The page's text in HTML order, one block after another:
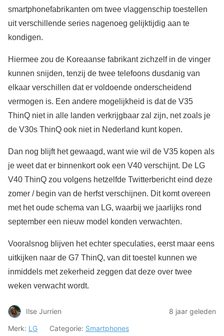
smartphonefabrikanten om twee vlaggenschip toestellen
uit verschillende series nagenoeg gelijktijdig aan te
kondigen.
Hiermee zou de Koreaanse fabrikant zichzelf in de vinger
kunnen snijden, tenzij de twee telefoons dusdanig van
elkaar verschillen dat er voldoende onderscheidend
vermogen is. Een andere mogelijkheid is dat de V35
ThinQ niet in alle landen verkrijgbaar zal zijn, net zoals je
de V30s ThinQ ook niet in Nederland kunt kopen.
Dan nog blijft het gewaagd, want wie wil de V35 kopen als
je weet dat er binnenkort ook een V40 verschijnt. De LG
V40 ThinQ zou volgens hetzelfde Twitterbericht eind deze
zomer / begin van de herfst verschijnen. Dit komt overeen
met het oude schema van LG, waarbij we jaarlijks rond
september een nieuw model konden verwachten.
Vooralsnog blijven het echter speculaties, eerst maar eens
uitkijken naar de G7 ThinQ, van dit toestel kunnen we
inmiddels met zekerheid zeggen dat deze over twee
weken verwacht wordt.
Ilse Jurrien
8 jaar geleden
Merk: LG Categorie: Smartphones